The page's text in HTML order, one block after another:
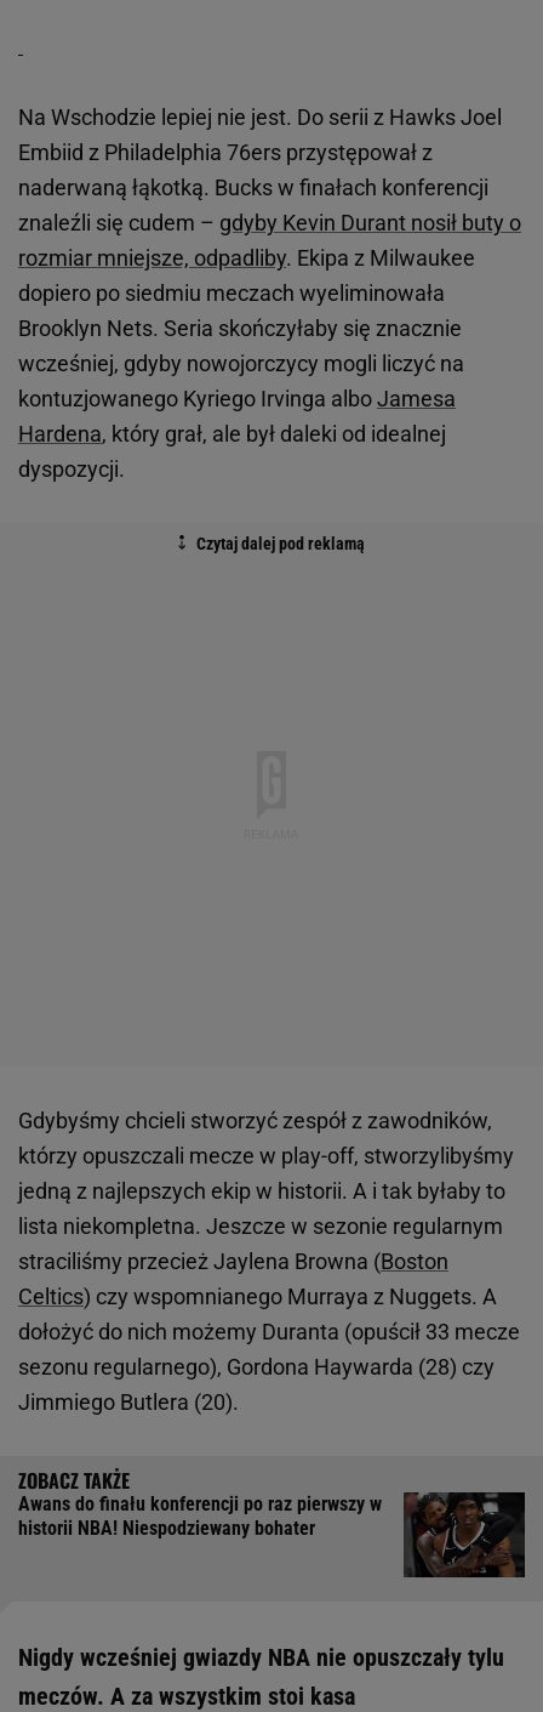
Na Wschodzie lepiej nie jest. Do serii z Hawks Joel
Embiid z Philadelphia 76ers przystępował z
naderwaną łąkotką. Bucks w finałach konferencji
znaleźli się cudem – gdyby Kevin Durant nosił buty o
rozmiar mniejsze, odpadliby. Ekipa z Milwaukee
dopiero po siedmiu meczach wyeliminowała
Brooklyn Nets. Seria skończyłaby się znacznie
wcześniej, gdyby nowojorczycy mogli liczyć na
kontuzjowanego Kyriego Irvinga alboJamesa
Hardena, który grał, ale był daleki od idealnej
dyspozycji.
Gdybyśmy chcieli stworzyć zespół z zawodników,
którzy opuszczali mecze w play-off, stworzylibyśmy
jedną z najlepszych ekip w historii. A i tak byłaby to
lista niekompletna. Jeszcze w sezonie regularnym
straciliśmy przecież Jaylena Browna (Boston
Celtics) czy wspomnianego Murraya z Nuggets. A
dołożyć do nich możemy Duranta (opuścił 33 mecze
sezonu regularnego), Gordona Haywarda (28) czy
Jimmiego Butlera (20).
Awans do finału konferencji po raz pierwszy w
historii NBA! Niespodziewany bohater
Nigdy wcześniej gwiazdy NBA nie opuszczały tylu
meczów. A za wszystkim stoi kasa